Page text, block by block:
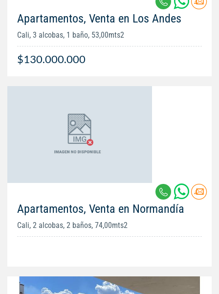
Apartamentos, Venta en Los Andes
Cali, 3 alcobas, 1 baño, 53,00mts2
$130.000.000
Apartamentos, Venta en Normandía
Cali, 2 alcobas, 2 baños, 74,00mts2